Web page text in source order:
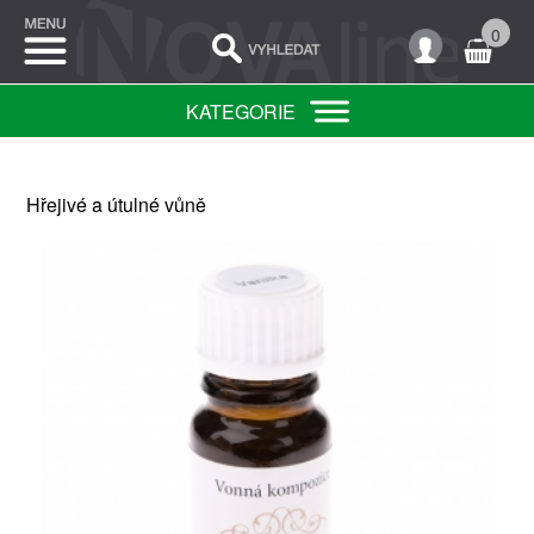
0
KATEGORIE
Hřejivé a útulné vůně